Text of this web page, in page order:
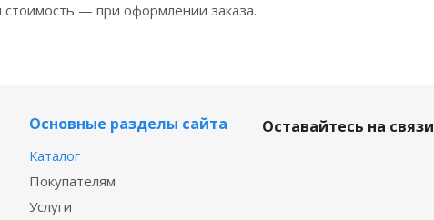
— при оформлении заказа.
Основные разделы сайта
Каталог
Покупателям
Услуги
Оставайтесь на связи